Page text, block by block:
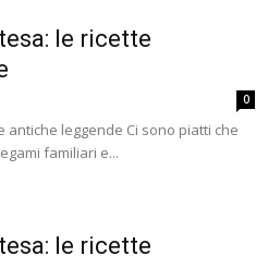
le ricette
0
antiche leggende Ci sono piatti che
familiari e...
le ricette